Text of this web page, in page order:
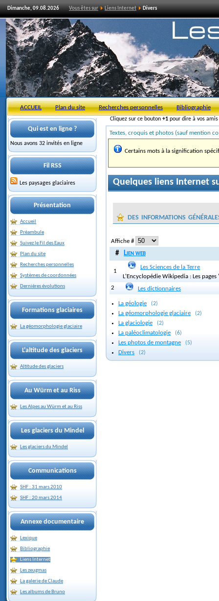
Dimanche, 09.08.2026 Vous êtes sur Liens Internet Divers
ACCUEIL Plan du site Recherches personnelles Bibliographie
Cliquez sur ce bouton +1 pour dire à vos
Qui est en ligne ?
Nous avons 32 invités en ligne
Fil RSS
Les paysages glaciaires
Présentation
Accueil
Préambule
Suivez le Fil des Eaux
Plan du site
Recherches personnelles
Systèmes de coordonnées
Dernières évolutions
Formations glaciaires
La géomorphologie glaciaire
L'altitude des glaciers
Altitude des glaciers
Au Würm et au Riss
Les Alpes au Würm et au Riss
Les glaciers du Mindel
Les glaciers du Mindel
Communications
SHF : 31 mars 2010
SHF : 20 mars 2014
Annexe documentaire
Lexique
Bibliographie
Liens Internet
Les zeugmas
La galerie de Claude
Les albums de Bruno
Textes, croquis et photos (sauf mention
Certains mots à la signification
Quelques liens Internet
des informations
Affiche #
# Lien web
1
Les Sciences de la Terre
L'Encyclopédie Wikipedia : Les pages
2
Les dictionnaires
La géologie (2)
La géomorphologie glaciaire (2)
La glaciologie (2)
La paléoclimatologie (6)
Les photos de montagne (5)
Divers (2)